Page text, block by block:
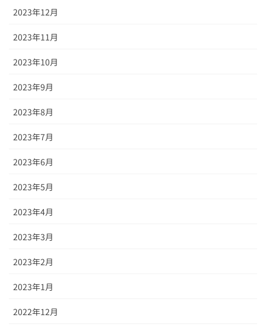
2023年12月
2023年11月
2023年10月
2023年9月
2023年8月
2023年7月
2023年6月
2023年5月
2023年4月
2023年3月
2023年2月
2023年1月
2022年12月